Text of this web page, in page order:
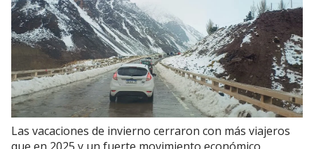
Las vacaciones de invierno cerraron con más viajeros